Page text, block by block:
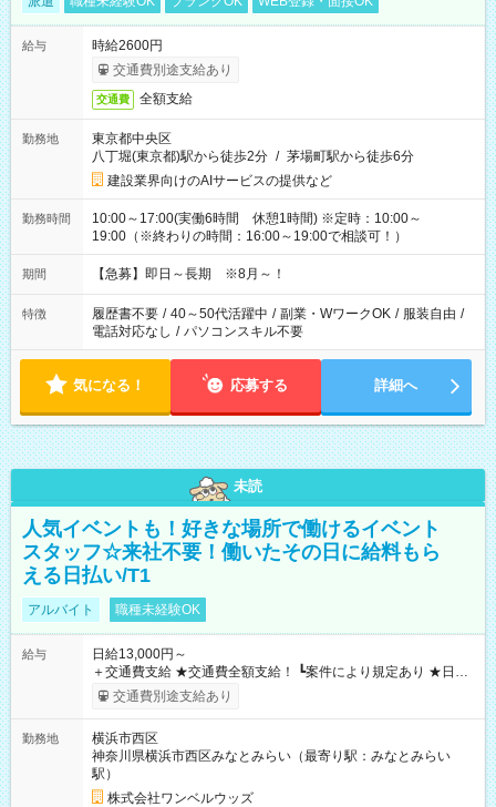
給与
時給2600円
交通費別途支給あり
交通費 全額支給
勤務地
東京都中央区
八丁堀(東京都)駅から徒歩2分 / 茅場町駅から徒歩6分
建設業界向けのAIサービスの提供など
勤務時間
10:00～17:00(実働6時間 休憩1時間) ※定時：10:00～
19:00（※終わりの時間：16:00～19:00で相談可！）
期間 【急募】即日～長期 ※8月～！
特徴 履歴書不要 / 40～50代活躍中 / 副業・WワークOK / 服装自由 /
電話対応なし / パソコンスキル不要
気になる！ 応募する 詳細へ
未読
人気イベントも！好きな場所で働けるイベント
スタッフ☆来社不要！働いたその日に給料もら
える日払い/T1
アルバイト 職種未経験OK
給与
日給13,000円～
＋交通費支給 ★交通費全額支給！ ┗案件により規定あり ★日払
いOK！（規定あり） ┗働いたその日に現金GET♪ お仕事後はコ
ンビニATMから 日払い分を引き落とせます！ 【試用期間】試
交通費別途支給あり
勤務地
横浜市西区
神奈川県横浜市西区みなとみらい（最寄り駅：みなとみらい
駅）
株式会社ワンベルウッズ